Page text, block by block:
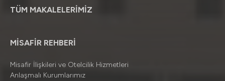
TÜM MAKALELERİMİZ
MİSAFİR REHBERİ
Misafir İlişkileri ve Otelcilik Hizmetleri
Anlaşmalı Kurumlarımız